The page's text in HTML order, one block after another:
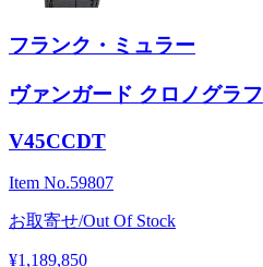
フランク・ミュラー
ヴァンガード クロノグラフ
V45CCDT
Item No.59807
お取寄せ/Out Of Stock
¥1,189,850